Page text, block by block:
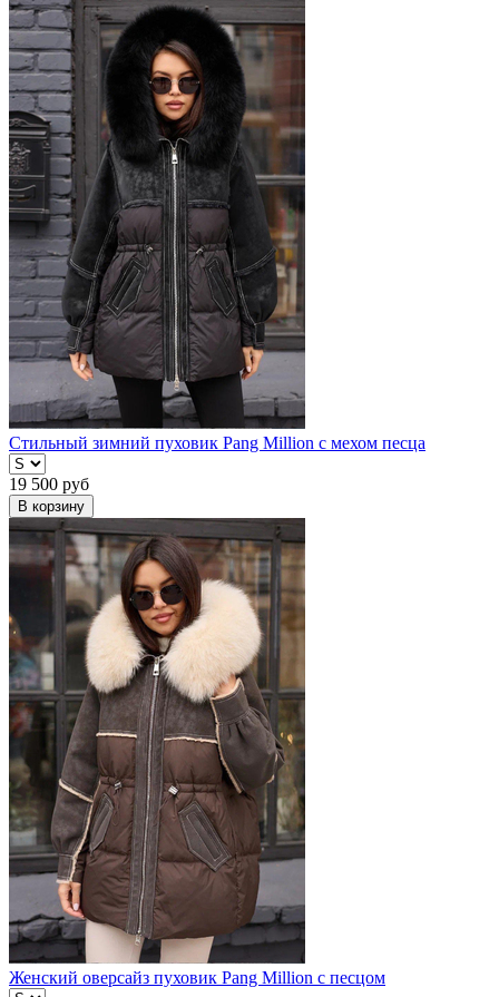
Стильный зимний пуховик Pang Million с мехом песца
19 500 руб
В корзину
Женский оверсайз пуховик Pang Million с песцом